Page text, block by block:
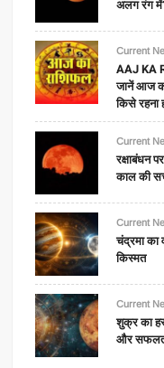
अलग रंग
Current
AAJ KA
जानें आज
किसे रहना
Current
रक्षाबंधन
काल की
Current
चंद्रमा का
किस्मत
Current
शुक्र का
और